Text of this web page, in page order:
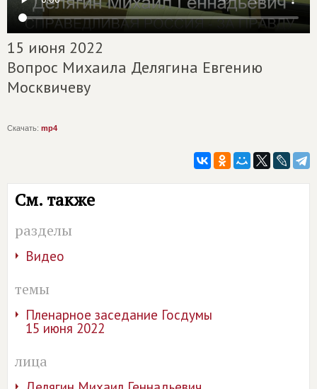
15 июня 2022
Вопрос Михаила Делягина Евгению
Москвичеву
Скачать: mp4
См. также
разделы
Видео
темы
Пленарное заседание Госдумы
15 июня 2022
лица